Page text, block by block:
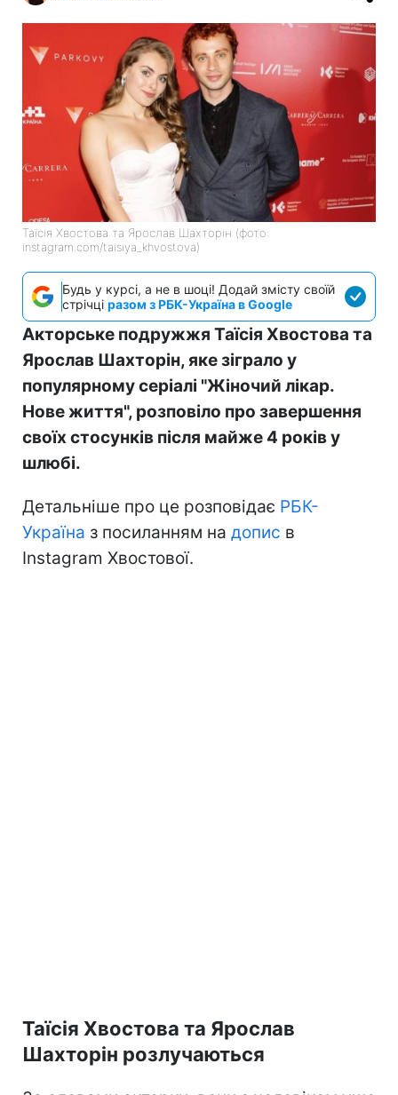
Таїсія Хвостова та Ярослав Шахторін (фото:
instagram.com/taisiya_khvostova)
Будь у курсі, а не в шоці! Додай змісту своїй
стрічці разом з РБК-Україна в Google
Акторське подружжя Таїсія Хвостова та
Ярослав Шахторін, яке зіграло у
популярному серіалі "Жіночий лікар.
Нове життя", розповіло про завершення
своїх стосунків після майже 4 років у
шлюбі.
Детальніше про це розповідає РБК-
Україна з посиланням на допис в
Instagram Хвостової.
Таїсія Хвостова та Ярослав
Шахторін розлучаються